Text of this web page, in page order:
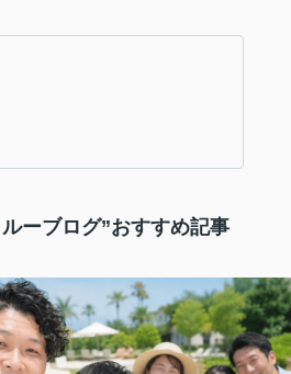
ーブログ”おすすめ記事